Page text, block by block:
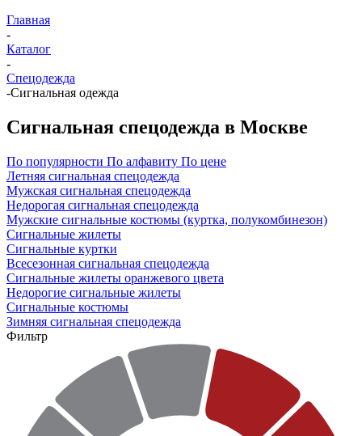
Главная
-
Каталог
-
Спецодежда
-Сигнальная одежда
Сигнальная спецодежда в Москве
По популярности По алфавиту По цене
Летняя сигнальная спецодежда
Мужская сигнальная спецодежда
Недорогая сигнальная спецодежда
Мужские сигнальные костюмы (куртка, полукомбинезон)
Сигнальные жилеты
Сигнальные куртки
Всесезонная сигнальная спецодежда
Сигнальные жилеты оранжевого цвета
Недорогие сигнальные жилеты
Сигнальные костюмы
Зимняя сигнальная спецодежда
Фильтр